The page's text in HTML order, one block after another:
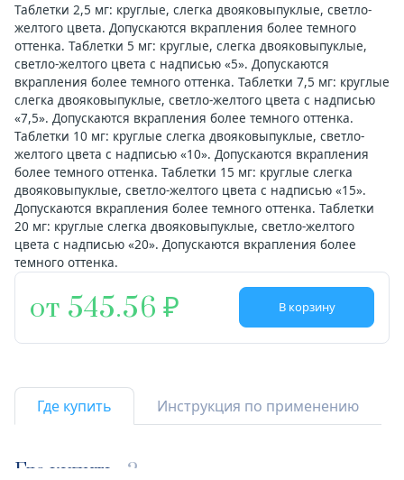
Таблетки 2,5 мг: круглые, слегка двояковыпуклые, светло-
желтого цвета. Допускаются вкрапления более темного
оттенка. Таблетки 5 мг: круглые, слегка двояковыпуклые,
светло-желтого цвета с надписью «5». Допускаются
вкрапления более темного оттенка. Таблетки 7,5 мг: круглые
слегка двояковыпуклые, светло-желтого цвета с надписью
«7,5». Допускаются вкрапления более темного оттенка.
Таблетки 10 мг: круглые слегка двояковыпуклые, светло-
желтого цвета с надписью «10». Допускаются вкрапления
более темного оттенка. Таблетки 15 мг: круглые слегка
двояковыпуклые, светло-желтого цвета с надписью «15».
Допускаются вкрапления более темного оттенка. Таблетки
20 мг: круглые слегка двояковыпуклые, светло-желтого
цвета с надписью «20». Допускаются вкрапления более
темного оттенка.
от 545.56 В корзину
Где купить Инструкция по применению
Где купить 2